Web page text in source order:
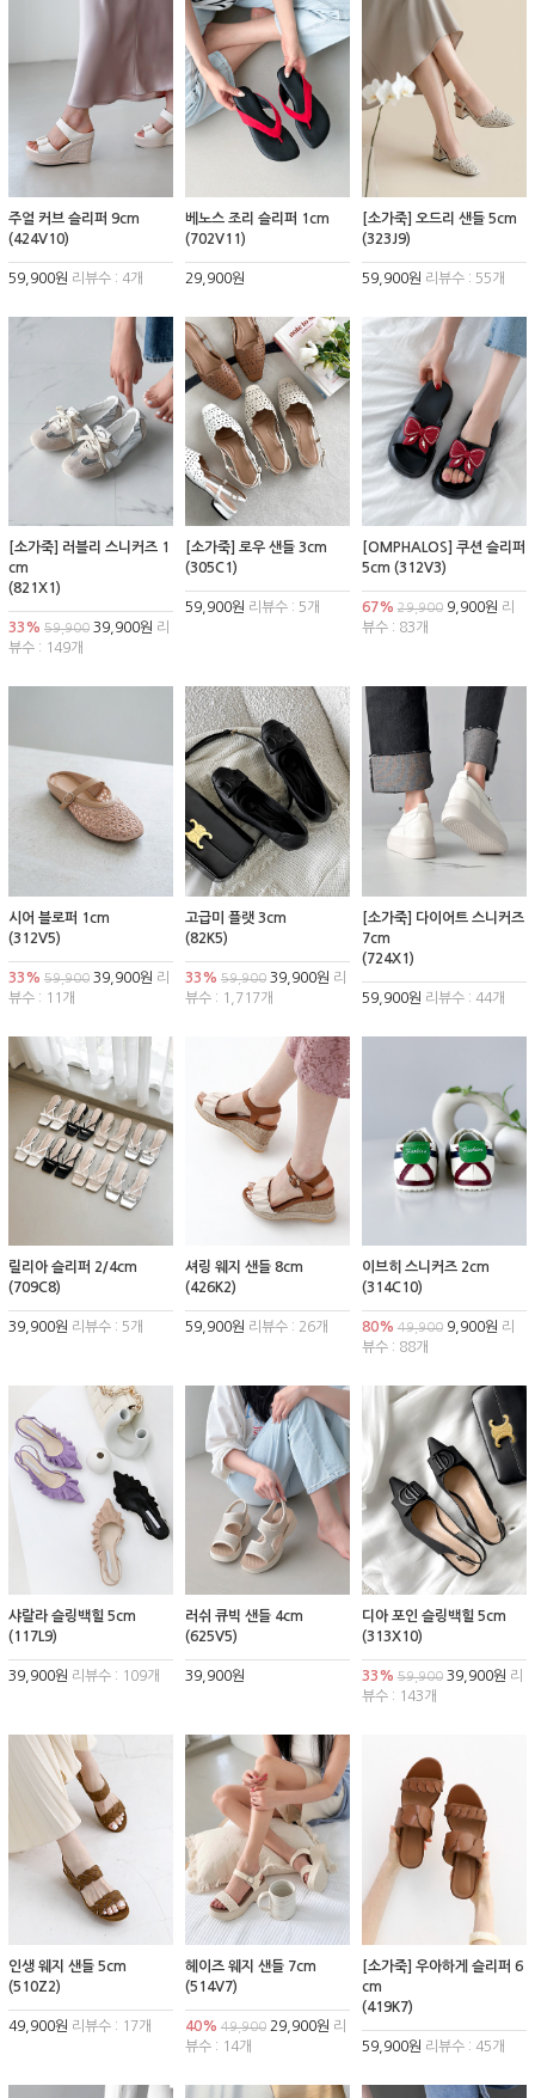
주얼 커브 슬리퍼 9cm
(424V10)
59,900원 리뷰수 : 4개
베노스 조리 슬리퍼 1cm
(702V11)
29,900원
[소가죽] 오드리 샌들 5cm
(323J9)
59,900원 리뷰수 : 55개
[소가죽] 러블리 스니커즈 1
cm
(821X1)
33% 59,900 39,900원 리
뷰수 : 149개
[소가죽] 로우 샌들 3cm
(305C1)
59,900원 리뷰수 : 5개
[OMPHALOS] 쿠션 슬리퍼
5cm (312V3)
67% 29,9009,900원 리
뷰수 : 83개
시어 블로퍼 1cm
(312V5)
33% 59,900 39,900원 리
뷰수 : 11개
고급미 플랫 3cm
(82K5)
33% 59,90039,900원 리
뷰수 : 1,717개
[소가죽] 다이어트 스니커즈
7cm
(724X1)
59,900원 리뷰수 : 44개
릴리아 슬리퍼 2/4cm
(709C8)
39,900원 리뷰수 : 5개
셔링 웨지 샌들 8cm
(426K2)
59,900원 리뷰수 : 26개
이브히 스니커즈 2cm
(314C10)
80% 49,9009,900원 리
뷰수 : 88개
샤랄라 슬링백힐 5cm
(117L9)
39,900원 리뷰수 : 109개
러쉬 큐빅 샌들 4cm
(625V5)
39,900원
디아 포인 슬링백힐 5cm
(313X10)
33% 59,90039,900원 리
뷰수 : 143개
인생 웨지 샌들 5cm
(510Z2)
49,900원 리뷰수 : 17개
헤이즈 웨지 샌들 7cm
(514V7)
40% 49,90029,900원 리
뷰수 : 14개
[소가죽] 우아하게 슬리퍼 6
cm
(419K7)
59,900원 리뷰수 : 45개